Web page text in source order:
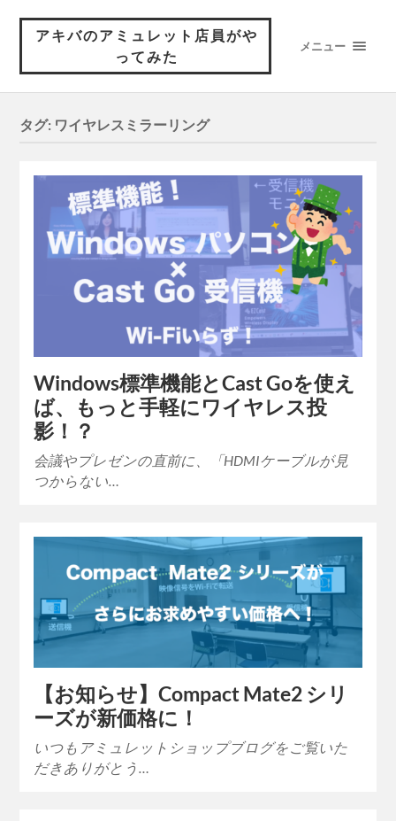
アキバのアミュレット店員がや
ってみた
メニュー
タグ: ワイヤレスミラーリング
Windows標準機能とCast Goを使え
ば、もっと手軽にワイヤレス投
影！？
会議やプレゼンの直前に、「HDMIケーブルが見
つからない…
【お知らせ】Compact Mate2 シリ
ーズが新価格に！
いつもアミュレットショップブログをご覧いた
だきありがとう…